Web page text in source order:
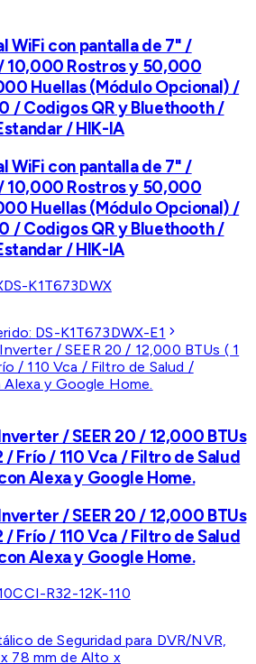
WiFi con pantalla de 7" /
10,000 Rostros y 50,000
Huellas (Módulo Opcional) /
/ Codigos QR y Bluethooth /
/ HIK-IA
WiFi con pantalla de 7" /
10,000 Rostros y 50,000
Huellas (Módulo Opcional) /
/ Codigos QR y Bluethooth /
/ HIK-IA
DS-K1T673DWX
DS-K1T673DWX-E1
/ SEER 20 / 12,000 BTUs
/ Frío / 110 Vca / Filtro de Salud
Alexa y Google Home.
/ SEER 20 / 12,000 BTUs
/ Frío / 110 Vca / Filtro de Salud
Alexa y Google Home.
CCI-R32-12K-110